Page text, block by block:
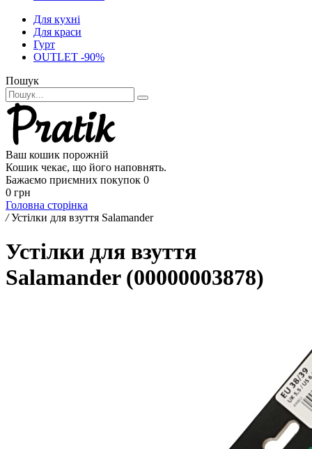
Для кухні
Для краси
Гурт
OUTLET -90%
Пошук
Ваш кошик порожній
Кошик чекає, що його наповнять.
Бажаємо приємних покупок 0
0 грн
Головна сторінка
/ Устілки для взуття Salamander
Устілки для взуття
Salamander (00000003878)